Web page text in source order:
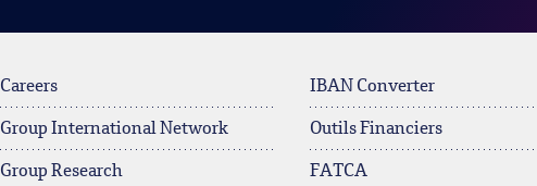
Careers
Group International Network
Group Research
IBAN Converter
Outils Financiers
FATCA